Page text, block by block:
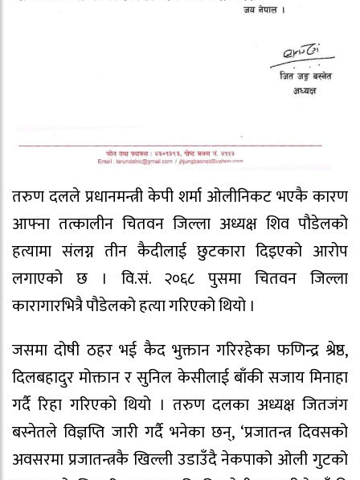
तरुण दलले प्रधानमन्त्री केपी शर्मा ओलीनिकट भएकै कारण
आफ्ना तत्कालीन चितवन जिल्ला अध्यक्ष शिव पौडेलको
हत्यामा संलग्न तीन कैदीलाई छुटकारा दिइएको आरोप
लगाएको छ । वि.सं. २०६८ पुसमा चितवन जिल्ला
कारागारभित्रै पौडेलको हत्या गरिएको थियो ।
जसमा दोषी ठहर भई कैद भुक्तान गरिरहेका फणिन्द्र श्रेष्ठ,
दिलबहादुर मोक्तान र सुनिल केसीलाई बाँकी सजाय मिनाहा
गर्दै रिहा गरिएको थियो । तरुण दलका अध्यक्ष जितजंग
बस्नेतले विज्ञप्ति जारी गर्दै भनेका छन्, ‘प्रजातन्त्र दिवसको
अवसरमा प्रजातन्त्रकै खिल्ली उडाउँदै नेकपाको ओली गुटको